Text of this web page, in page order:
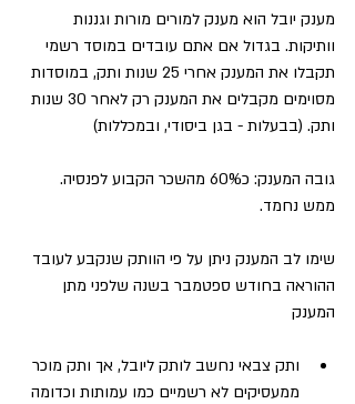
מענק יובל הוא מענק למורים מורות וגננות
וותיקות. בגדול אם אתם עובדים במוסד רשמי
תקבלו את המענק אחרי 25 שנות ותק, במוסדות
מסוימים מקבלים את המענק רק לאחר 30 שנות
ותק. (בבעלות - בגן ביסודי, ובמכללות)
גובה המענק: כ60% מהשכר הקבוע לפנסיה.
ממש נחמד.
שימו לב המענק ניתן על פי הוותק שנקבע לעובד
ההוראה בחודש ספטמבר בשנה שלפני מתן
המענק
ותק צבאי נחשב לותק ליובל, אך ותק מוכר
ממעסיקים לא רשמיים כמו עמותות וכדומה